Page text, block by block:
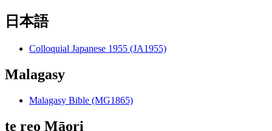
日本語
Colloquial Japanese 1955 (JA1955)
Malagasy
Malagasy Bible (MG1865)
te reo Māori